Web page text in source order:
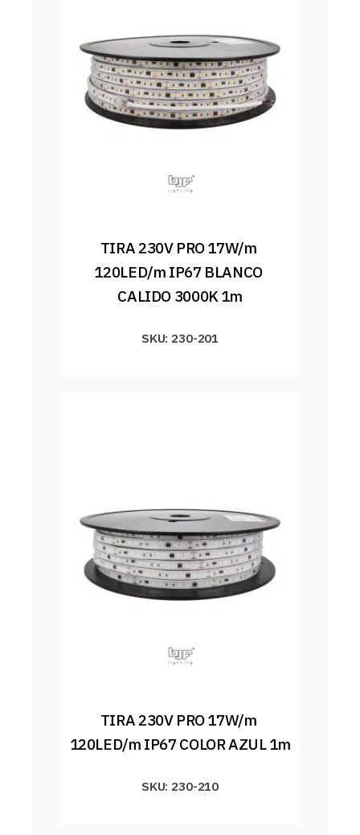
TIRA 230V PRO 17W/m
120LED/m IP67 BLANCO
CALIDO 3000K 1m
SKU: 230-201
TIRA 230V PRO 17W/m
120LED/m IP67 COLOR AZUL 1m
SKU: 230-210